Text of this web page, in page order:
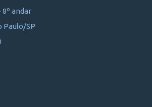
8º andar
Paulo/SP